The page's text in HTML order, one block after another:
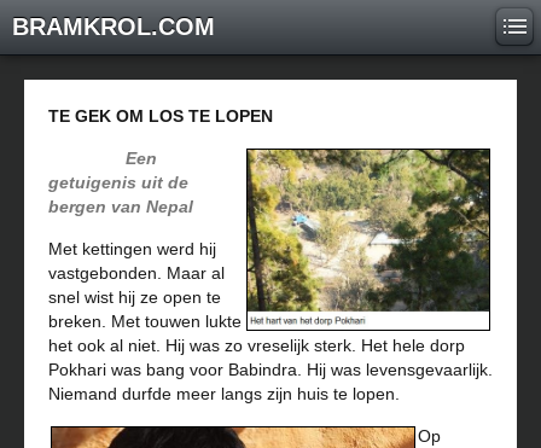
BRAMKROL.COM
TE GEK OM LOS TE LOPEN
Een
getuigenis uit de
bergen van Nepal
Met kettingen werd hij
vastgebonden. Maar al
snel wist hij ze open te
breken. Met touwen lukte
het ook al niet. Hij was zo vreselijk sterk. Het hele dorp
Pokhari was bang voor Babindra. Hij was levensgevaarlijk.
Niemand durfde meer langs zijn huis te lopen.
Op